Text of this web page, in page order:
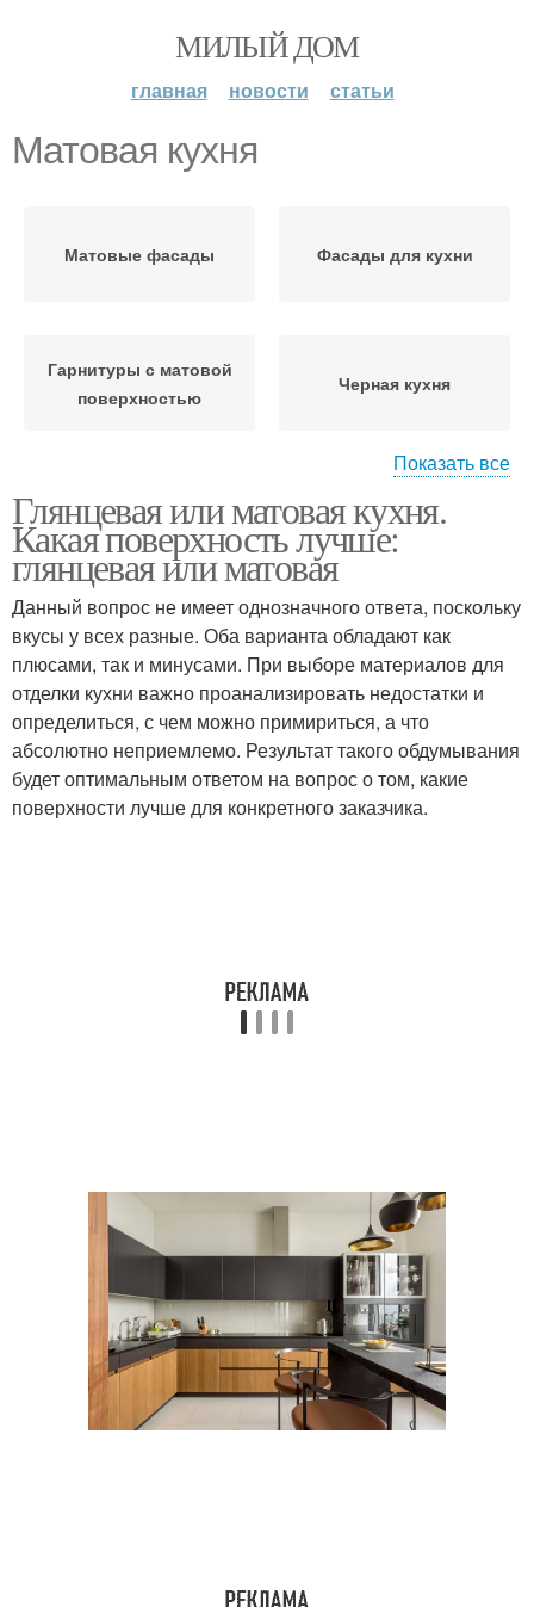
МИЛЫЙ ДОМ
главная новости статьи
Матовая кухня
Матовые фасады Фасады для кухни
Гарнитуры с матовой
поверхностью
Черная кухня
Кухня с глянцевыми и Кухни из пластика
Глянцевая кухня Фасад для кухни
Пластиковые кухни
Показать все
Глянцевая или матовая кухня.
Какая поверхность лучше:
глянцевая или матовая
Данный вопрос не имеет однозначного ответа, поскольку
вкусы у всех разные. Оба варианта обладают как
плюсами, так и минусами. При выборе материалов для
отделки кухни важно проанализировать недостатки и
определиться, с чем можно примириться, а что
абсолютно неприемлемо. Результат такого обдумывания
будет оптимальным ответом на вопрос о том, какие
поверхности лучше для конкретного заказчика.